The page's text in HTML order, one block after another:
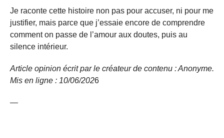
Je raconte cette histoire non pas pour accuser, ni pour me
justifier, mais parce que j’essaie encore de comprendre
comment on passe de l’amour aux doutes, puis au
silence intérieur.
Article opinion écrit par le créateur de contenu : Anonyme.
Mis en ligne : 10/06/2026
—